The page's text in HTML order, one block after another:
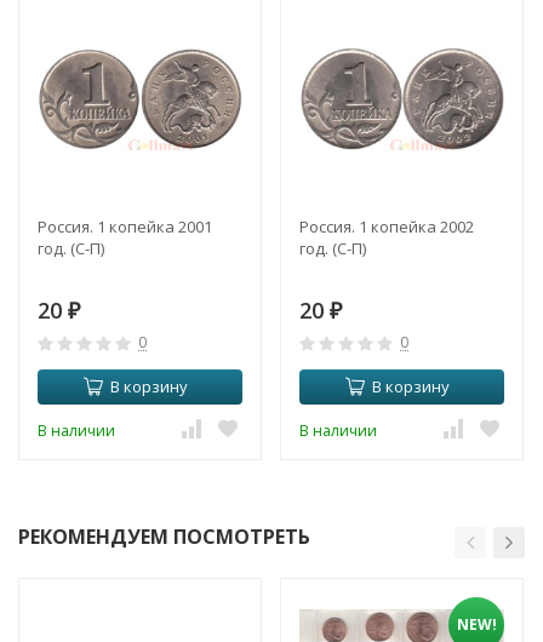
Россия. 1 копейка 2001
год. (С-П)
20 ₽
0
В корзину
В наличии
Россия. 1 копейка 2002
год. (С-П)
20 ₽
0
В корзину
В наличии
РЕКОМЕНДУЕМ ПОСМОТРЕТЬ
NEW!